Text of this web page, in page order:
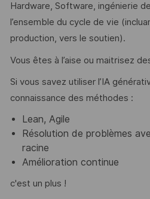
Hardware, Software, ingénierie
l’ensemble du cycle de vie
production, vers le soutien).
Vous êtes à l’aise ou maitrisez
Si vous savez utiliser l’IA
connaissance des méthodes :
Lean, Agile
Résolution de problèmes
racine
Amélioration continue
c'est un plus !